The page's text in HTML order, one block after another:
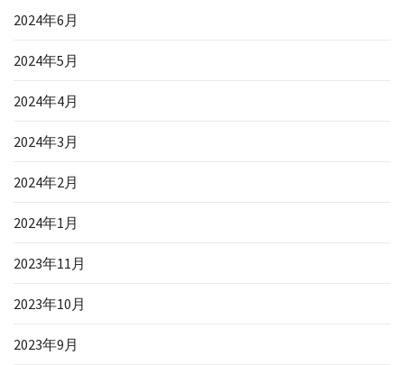
2024年6月
2024年5月
2024年4月
2024年3月
2024年2月
2024年1月
2023年11月
2023年10月
2023年9月